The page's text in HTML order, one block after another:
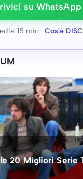
su WhatsApp
15 min · Cos'è